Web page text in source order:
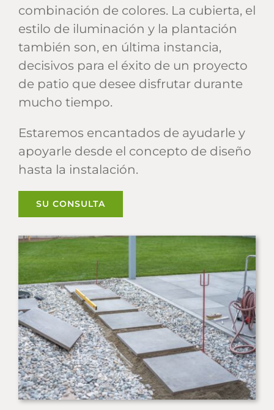
combinación de colores. La cubierta, el
estilo de iluminación y la plantación
también son, en última instancia,
decisivos para el éxito de un proyecto
de patio que desee disfrutar durante
mucho tiempo.
Estaremos encantados de ayudarle y
apoyarle desde el concepto de diseño
hasta la instalación.
SU CONSULTA